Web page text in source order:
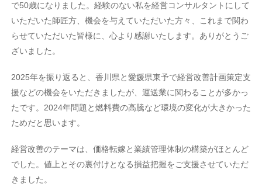
で50歳になりました。経験のない私を経営コンサルタントにして
いただいた師匠方、機会を与えていただいた方々、これまで関わ
らせていただいた皆様に、心より感謝いたします。ありがとうご
ざいました。
2025年を振り返ると、香川県と愛媛県東予で経営改善計画策定支
援などの機会をいただきましたが、運送業に関わることが多かっ
たです。2024年問題と燃料費の高騰など環境の変化が大きかった
ためだと思います。
経営改善のテーマは、価格転嫁と業績管理体制の構築がほとんど
でした。値上とその裏付けとなる損益把握をご支援させていただ
きました。